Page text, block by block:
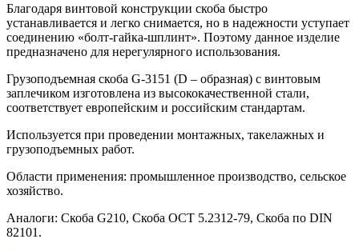
Благодаря винтовой конструкции скоба быстро
устанавливается и легко снимается, но в надежности уступает
соединению «болт-гайка-шплинт». Поэтому данное изделие
предназначено для нерегулярного использования.
Грузоподъемная скоба G-3151 (D – образная) с винтовым
заплечиком изготовлена из высококачественной стали,
соответствует европейским и российским стандартам.
Используется при проведении монтажных, такелажных и
грузоподъемных работ.
Области применения: промышленное производство, сельское
хозяйство.
Аналоги: Скоба G210, Скоба ОСТ 5.2312-79, Скоба по DIN
82101.